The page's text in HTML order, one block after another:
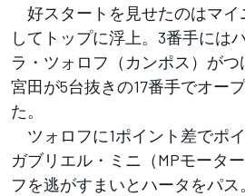
好スタートを見せたのはマイ
してトップに浮上。3番手には
ラ・ツォロフ（カンポス）が
宮田が5台抜きの17番手でオー
た。
ツォロフに1ポイント差でポ
ガブリエル・ミニ（MPモータ
フを逃がすまいとハータをパス